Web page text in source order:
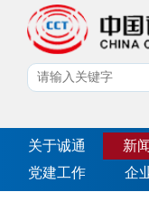
关于诚通 新
党建工作
企